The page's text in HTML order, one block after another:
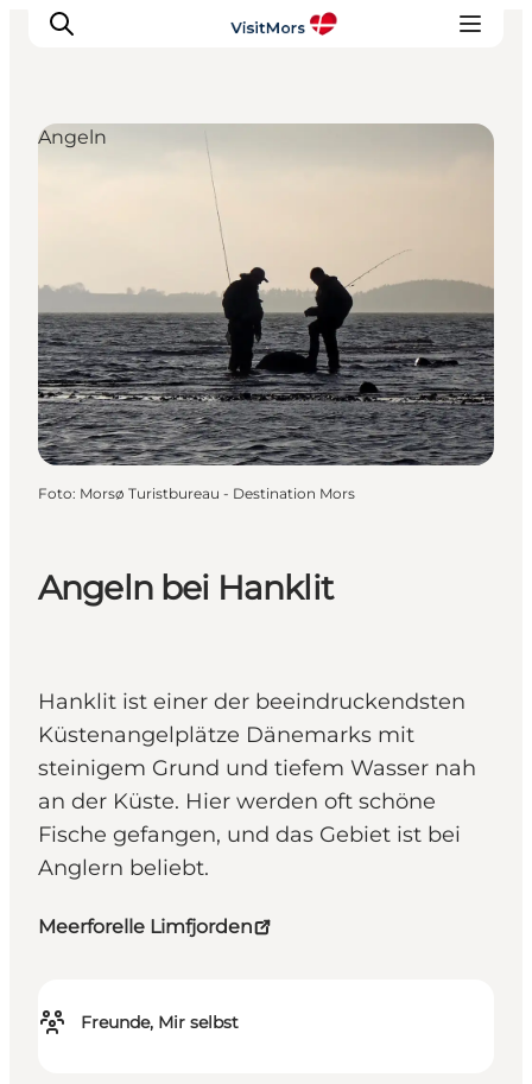
Infos über Mors
Unterkunft
Pauschalreisen / Urlaub
Planen Sie Ihre Reise
Angeln bei Hanklit
Hanklit ist einer der beeindruckendsten
Küstenangelplätze Dänemarks mit
steinigem Grund und tiefem Wasser nah
an der Küste. Hier werden oft schöne
Fische gefangen, und das Gebiet ist bei
Anglern beliebt.
Meerforelle Limfjorden
Freunde, Mir selbst
Angeln
Foto: Morsø Turistbureau - Destination Mors